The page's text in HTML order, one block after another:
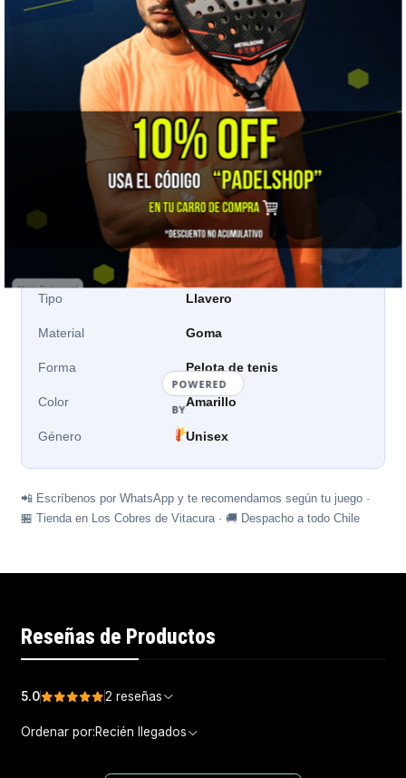
Para el que ya lo tiene todo
Un libro de pádel. Es lo único de esta lista que no se
compra solo, y por eso funciona tan bien de regalo.
📋 Ficha técnica
Marca Babolat
Ball Key Ring
Tipo Llavero
Material Goma
Forma Pelota de tenis
Color Amarillo
Género Unisex
📲 Escríbenos por WhatsApp y te recomendamos según tu juego ·
🏪 Tienda en Los Cobres de Vitacura · 🚚 Despacho a todo Chile
Reseñas de Productos
5.0 2 reseñas
Ordenar por:Recién llegados
POWERED
BY